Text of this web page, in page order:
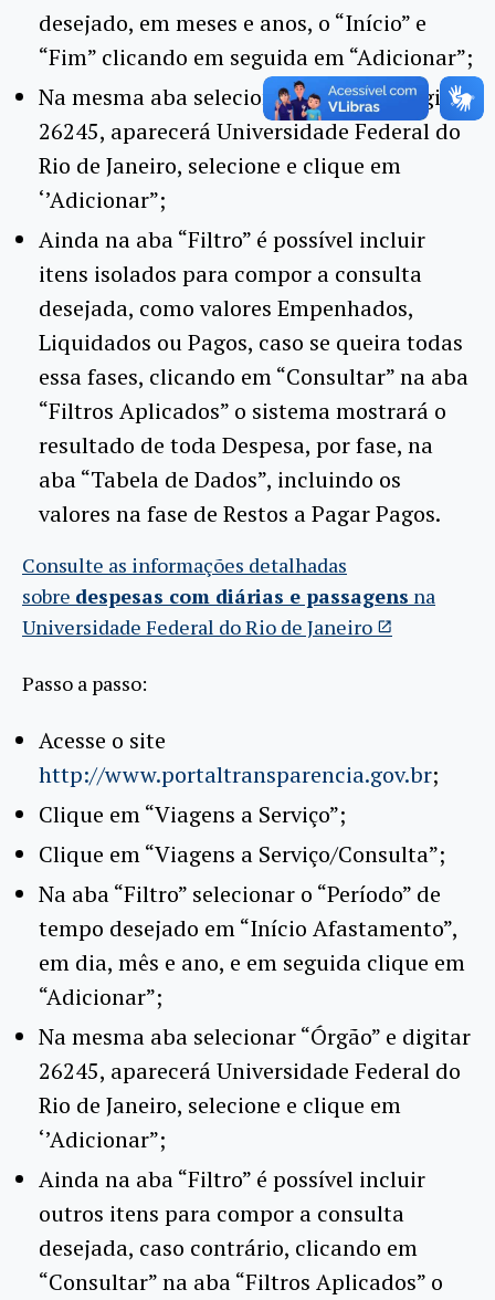
desejado, em meses e anos, o “Início” e
“Fim” clicando em seguida em “Adicionar”;
Na mesma aba selecionar “Órgão” e digitar
26245, aparecerá Universidade Federal do
Rio de Janeiro, selecione e clique em
‘’Adicionar”;
Ainda na aba “Filtro” é possível incluir
itens isolados para compor a consulta
desejada, como valores Empenhados,
Liquidados ou Pagos, caso se queira todas
essa fases, clicando em “Consultar” na aba
“Filtros Aplicados” o sistema mostrará o
resultado de toda Despesa, por fase, na
aba “Tabela de Dados”, incluindo os
valores na fase de Restos a Pagar Pagos.
Consulte as informações detalhadas
sobre despesas com diárias e passagens na
Universidade Federal do Rio de Janeiro
Passo a passo:
Acesse o site
http://www.portaltransparencia.gov.br;
Clique em “Viagens a Serviço”;
Clique em “Viagens a Serviço/Consulta”;
Na aba “Filtro” selecionar o “Período” de
tempo desejado em “Início Afastamento”,
em dia, mês e ano, e em seguida clique em
“Adicionar”;
Na mesma aba selecionar “Órgão” e digitar
26245, aparecerá Universidade Federal do
Rio de Janeiro, selecione e clique em
‘’Adicionar”;
Ainda na aba “Filtro” é possível incluir
outros itens para compor a consulta
desejada, caso contrário, clicando em
“Consultar” na aba “Filtros Aplicados” o